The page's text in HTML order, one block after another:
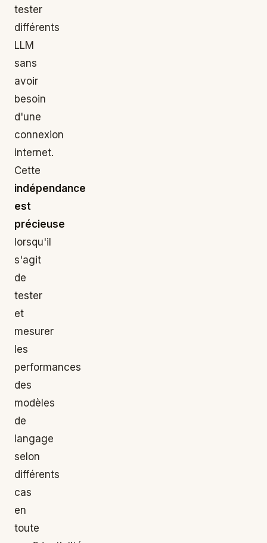
tester
différents
LLM
sans
avoir
besoin
d'une
connexion
internet.
Cette
indépendance
est
précieuse
lorsqu'il
s'agit
de
tester
et
mesurer
les
performances
des
modèles
de
langage
selon
différents
cas
en
toute